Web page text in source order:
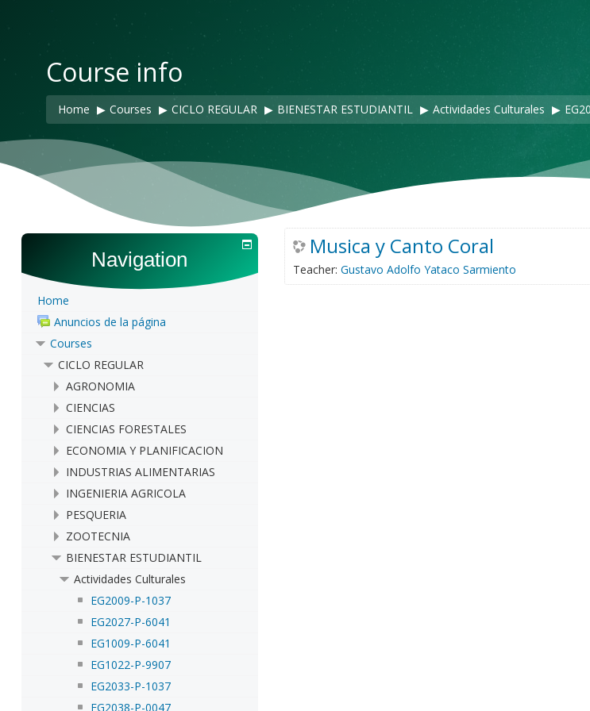
Course info
Home ▶︎ Courses ▶︎ CICLO REGULAR ▶︎ BIENESTAR ESTUDIANTIL ▶︎ Actividades Culturales ▶︎
Musica y Canto Coral
Teacher: Gustavo Adolfo Yataco Sarmiento
Navigation
Home
Anuncios de la página
Courses
CICLO REGULAR
AGRONOMIA
CIENCIAS
CIENCIAS FORESTALES
ECONOMIA Y PLANIFICACION
INDUSTRIAS ALIMENTARIAS
INGENIERIA AGRICOLA
PESQUERIA
ZOOTECNIA
BIENESTAR ESTUDIANTIL
Actividades Culturales
EG2009-P-1037
EG2027-P-6041
EG1009-P-6041
EG1022-P-9907
EG2033-P-1037
EG2038-P-0047